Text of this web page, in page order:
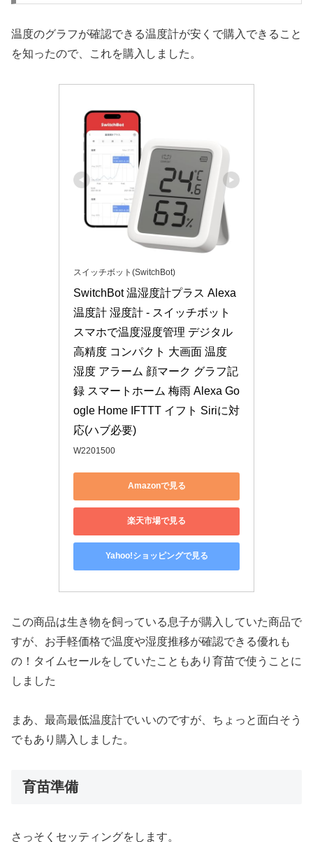
温度のグラフが確認できる温度計が安くで購入できること
を知ったので、これを購入しました。
スイッチボット(SwitchBot)
SwitchBot 温湿度計プラス Alexa
温度計 湿度計 - スイッチボット
スマホで温度湿度管理 デジタル
高精度 コンパクト 大画面 温度
湿度 アラーム 顔マーク グラフ記
録 スマートホーム 梅雨 Alexa Go
ogle Home IFTTT イフト Siriに対
応(ハブ必要)
W2201500
Amazonで見る
楽天市場で見る
Yahoo!ショッピングで見る
この商品は生き物を飼っている息子が購入していた商品で
すが、お手軽価格で温度や湿度推移が確認できる優れも
の！タイムセールをしていたこともあり育苗で使うことに
しました
まあ、最高最低温度計でいいのですが、ちょっと面白そう
でもあり購入しました。
育苗準備
さっそくセッティングをします。